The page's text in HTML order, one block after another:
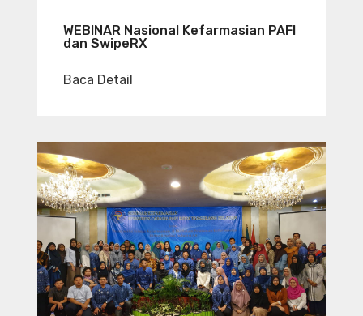
WEBINAR Nasional Kefarmasian PAFI
dan SwipeRX
Baca Detail